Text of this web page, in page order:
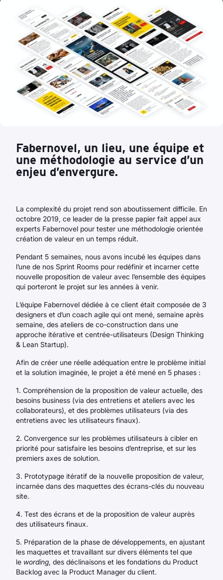
Fabernovel, un lieu, une équipe et
une méthodologie au service d’un
enjeu d’envergure.
La complexité du projet rend son aboutissement difficile. En
octobre 2019, ce leader de la presse papier fait appel aux
experts Fabernovel pour tester une méthodologie orientée
création de valeur en un temps réduit.
Pendant 5 semaines, nous avons incubé les équipes dans
l’une de nos Sprint Rooms pour redéfinir et incarner cette
nouvelle proposition de valeur avec l’ensemble des équipes
qui porteront le projet sur les années à venir.
L’équipe Fabernovel dédiée à ce client était composée de 3
designers et d’un coach agile qui ont mené, semaine après
semaine, des ateliers de co-construction dans une
approche itérative et centrée-utilisateurs (Design Thinking
& Lean Startup).
Afin de créer une réelle adéquation entre le problème initial
et la solution imaginée, le projet a été mené en 5 phases :
1. Compréhension de la proposition de valeur actuelle, des
besoins business (via des entretiens et ateliers avec les
collaborateurs), et des problèmes utilisateurs (via des
entretiens avec les utilisateurs finaux).
2. Convergence sur les problèmes utilisateurs à cibler en
priorité pour satisfaire les besoins d’entreprise, et sur les
premiers axes de solution.
3. Prototypage itératif de la nouvelle proposition de valeur,
incarnée dans des maquettes des écrans-clés du nouveau
site.
4. Test des écrans et de la proposition de valeur auprès
des utilisateurs finaux.
5. Préparation de la phase de développements, en ajustant
les maquettes et travaillant sur divers éléments tel que
le wording, des déclinaisons et les fondations du Product
Backlog avec la Product Manager du client.